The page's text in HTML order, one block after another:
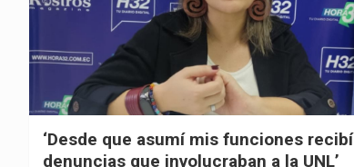
‘Desde que asumí mis funciones recibí
denuncias que involucraban a la UNL’